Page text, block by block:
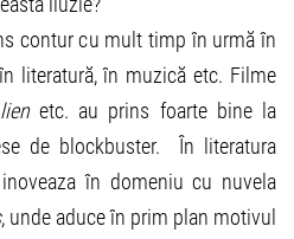
contur cu mult timp în urmă în
literatură, în muzică etc. Filme
etc. au prins foarte bine la
de blockbuster. În literatura
în domeniu cu nuvela
, unde aduce în prim plan motivul